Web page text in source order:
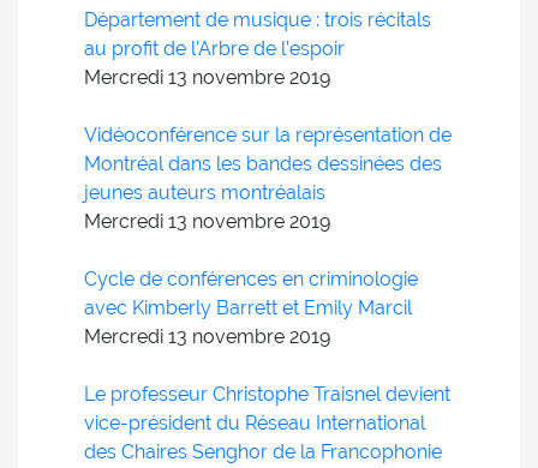
Département de musique : trois récitals
au profit de l’Arbre de l’espoir
Mercredi 13 novembre 2019
Vidéoconférence sur la représentation de
Montréal dans les bandes dessinées des
jeunes auteurs montréalais
Mercredi 13 novembre 2019
Cycle de conférences en criminologie
avec Kimberly Barrett et Emily Marcil
Mercredi 13 novembre 2019
Le professeur Christophe Traisnel devient
vice-président du Réseau International
des Chaires Senghor de la Francophonie